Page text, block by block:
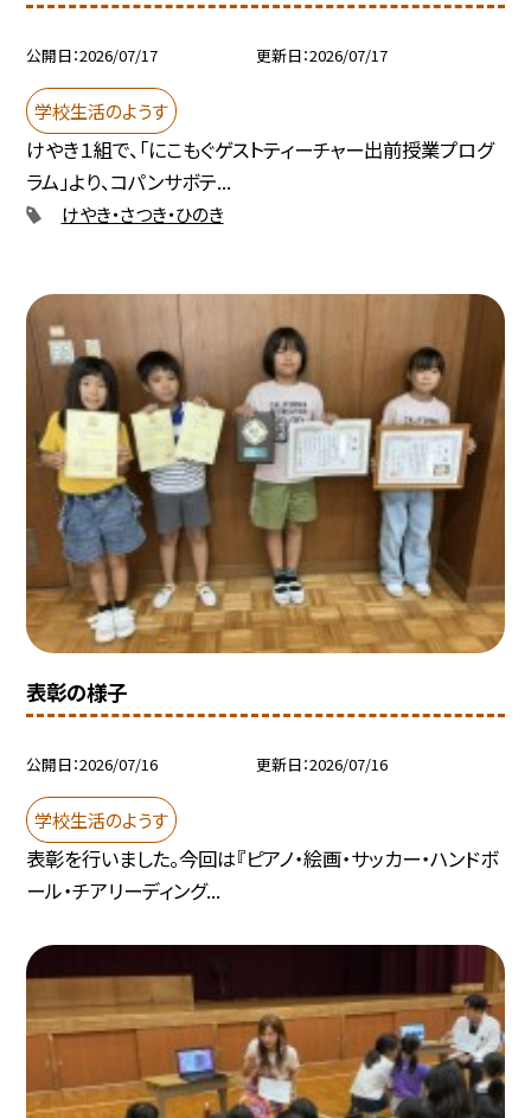
公開日 2026/07/17 更新日 2026/07/17
学校生活のようす
けやき１組で、「にこもぐゲストティーチャー出前授業プログ
ラム」より、コパンサボテ...
けやき・さつき・ひのき
表彰の様子
公開日 2026/07/16 更新日 2026/07/16
学校生活のようす
表彰を行いました。今回は『ピアノ・絵画・サッカー・ハンドボ
ール・チアリーディング...